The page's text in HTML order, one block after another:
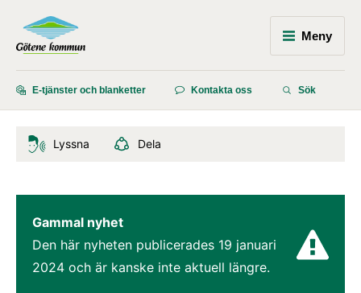
Meny
E-tjänster och blanketter Kontakta oss Sök
Lyssna Dela
Gammal nyhet
Den här nyheten publicerades 19 januari
2024 och är kanske inte aktuell längre.